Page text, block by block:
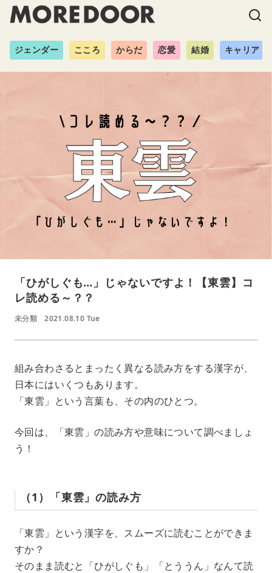
ジェンダー こころ からだ 恋愛 結婚 キャリア
「ひがしぐも…」じゃないですよ！【東雲】コ
レ読める～？？
未分類 2021.08.10 Tue
組み合わさるとまったく異なる読み方をする漢字が、
日本にはいくつもあります。
「東雲」という言葉も、その内のひとつ。
今回は、「東雲」の読み方や意味について調べましょ
う！
（1）「東雲」の読み方
「東雲」という漢字を、スムーズに読むことができま
すか？
そのまま読むと「ひがしぐも」「とううん」なんて読